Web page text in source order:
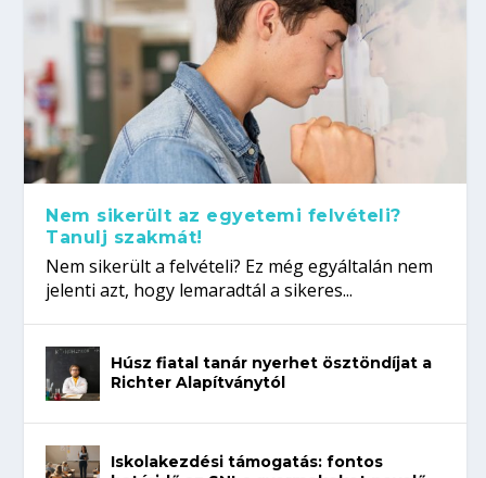
Nem sikerült az egyetemi felvételi?
Tanulj szakmát!
Nem sikerült a felvételi? Ez még egyáltalán nem
jelenti azt, hogy lemaradtál a sikeres...
Húsz fiatal tanár nyerhet ösztöndíjat a
Richter Alapítványtól
Iskolakezdési támogatás: fontos